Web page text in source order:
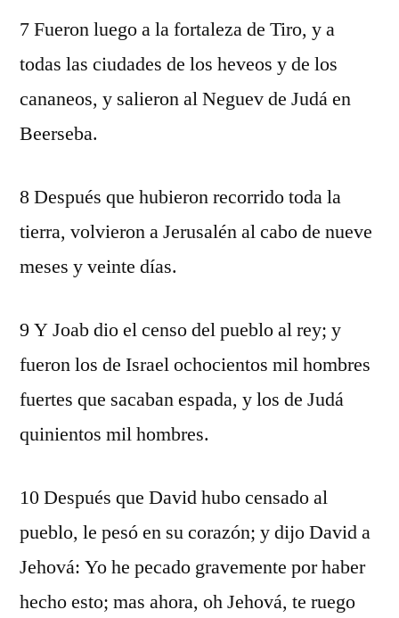
7 Fueron luego a la fortaleza de Tiro, y a
todas las ciudades de los heveos y de los
cananeos, y salieron al Neguev de Judá en
Beerseba.
8 Después que hubieron recorrido toda la
tierra, volvieron a Jerusalén al cabo de nueve
meses y veinte días.
9 Y Joab dio el censo del pueblo al rey; y
fueron los de Israel ochocientos mil hombres
fuertes que sacaban espada, y los de Judá
quinientos mil hombres.
10 Después que David hubo censado al
pueblo, le pesó en su corazón; y dijo David a
Jehová: Yo he pecado gravemente por haber
hecho esto; mas ahora, oh Jehová, te ruego